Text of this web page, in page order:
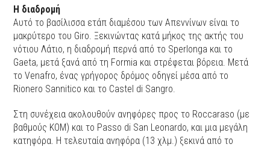
Η διαδρομή
Αυτό το βασίλισσα ετάπ διαμέσου των Απεννίνων είναι το
μακρύτερο του Giro. Ξεκινώντας κατά μήκος της ακτής του
νότιου Λάτιο, η διαδρομή περνά από το Sperlonga και το
Gaeta, μετά ξανά από τη Formia και στρέφεται βόρεια. Μετά
το Venafro, ένας γρήγορος δρόμος οδηγεί μέσα από το
Rionero Sannitico και το Castel di Sangro.
Στη συνέχεια ακολουθούν ανηφόρες προς το Roccaraso (με
βαθμούς ΚΟΜ) και το Passo di San Leonardo, και μια μεγάλη
κατηφόρα. Η τελευταία ανηφόρα (13 χλμ.) ξεκινά από το